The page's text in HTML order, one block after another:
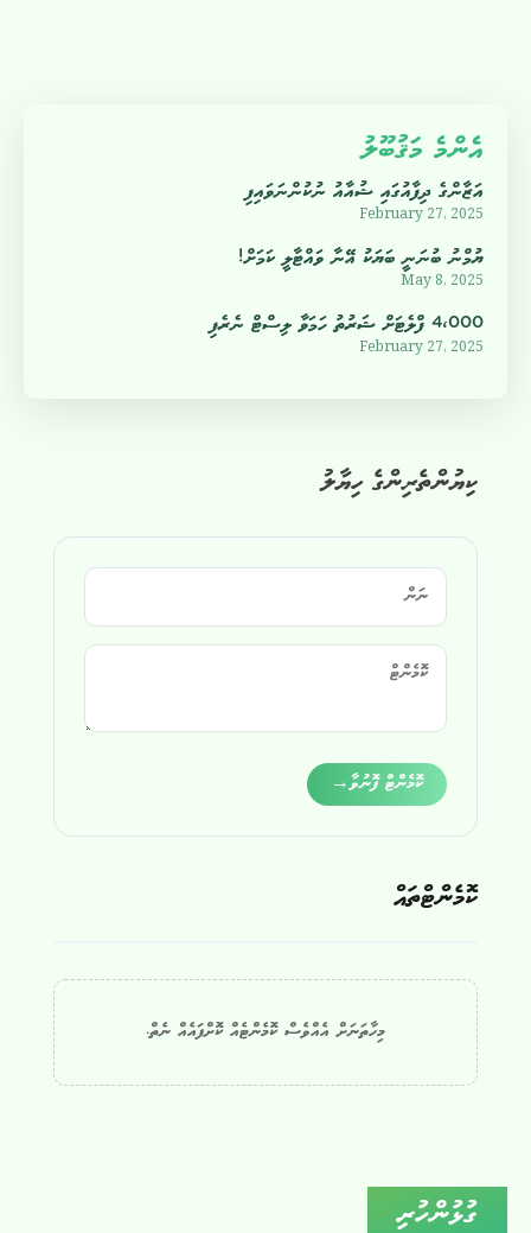
ކިޔުންތެރިންގެ ހިޔާލު
ކޮމެންޓް ފޮނުވާ→
ކޮމެންޓްތައް
މިހާތަނަށް އެއްވެސް ކޮމެންޓެއް ކޮށްފައެއް ނެތް.
އެންމެ މަޤުބޫލު
އަޒާންގެ ދިފާއުގައި ޝުއާއު ނުކުންނަވައިފި
February 27, 2025
ޔުމްނު ބުނަނީ ބަޔަކު އޭނާ ވައްޓާލީ ކަމަށް!
May 8, 2025
4،000 ފްލެޓަށް ޝަރުތު ހަމަވާ ލިސްޓް ނެރެފި
February 27, 2025
ގުޅުންހުރި